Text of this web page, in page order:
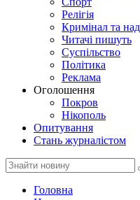
Релігія
Кримінал та
Читачі пишуть
Суспільство
Політика
Реклама
Оголошення
Покров
Нікополь
Опитування
Стань журналістом
Головна